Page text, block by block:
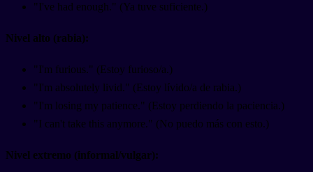
"I've had enough." (Ya tuve suficiente.)
Nivel alto (rabia):
"I'm furious." (Estoy furioso/a.)
"I'm absolutely livid." (Estoy lívido/a de rabia.)
"I'm losing my patience." (Estoy perdiendo la paciencia.)
"I can't take this anymore." (No puedo más con esto.)
Nivel extremo (informal/vulgar):